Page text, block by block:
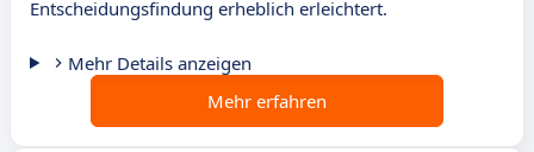
Entscheidungsfindung erheblich erleichtert.
Mehr Details anzeigen
Mehr erfahren